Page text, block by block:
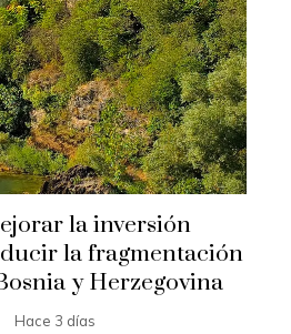
la inversión
la fragmentación
y Herzegovina
Hace 3 días